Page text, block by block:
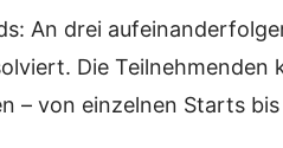
An drei
Die Teilnehmenden
– von einzelnen Starts